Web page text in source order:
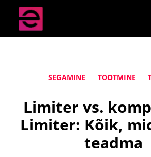
SEGAMINE TOOTMINE
Limiter vs.
Limiter: Kõik,
teadma